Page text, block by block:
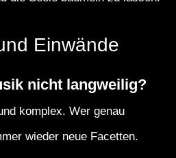
Einwände
nicht langweilig?
komplex. Wer genau
wieder neue Facetten.